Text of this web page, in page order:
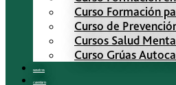
Curso Formación
Curso de
Cursos Salud
Curso Grúas
Nosotros
Calendario